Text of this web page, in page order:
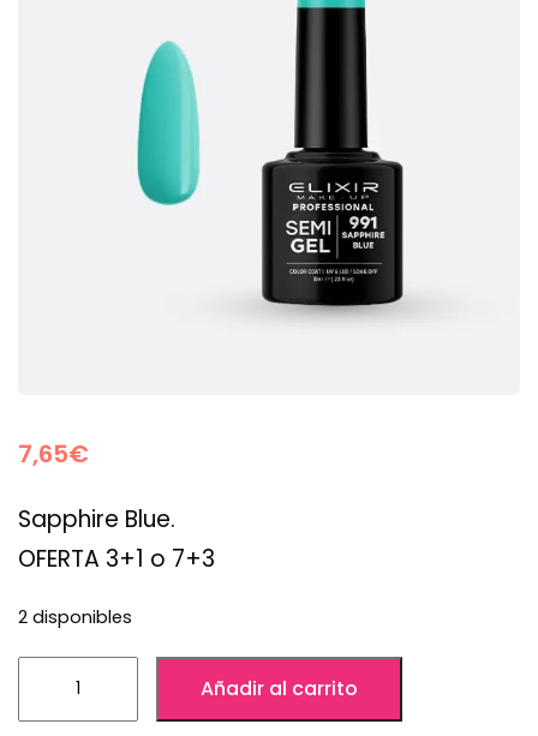
7,65€
Sapphire Blue.
OFERTA 3+1 o 7+3
2 disponibles
Añadir al carrito